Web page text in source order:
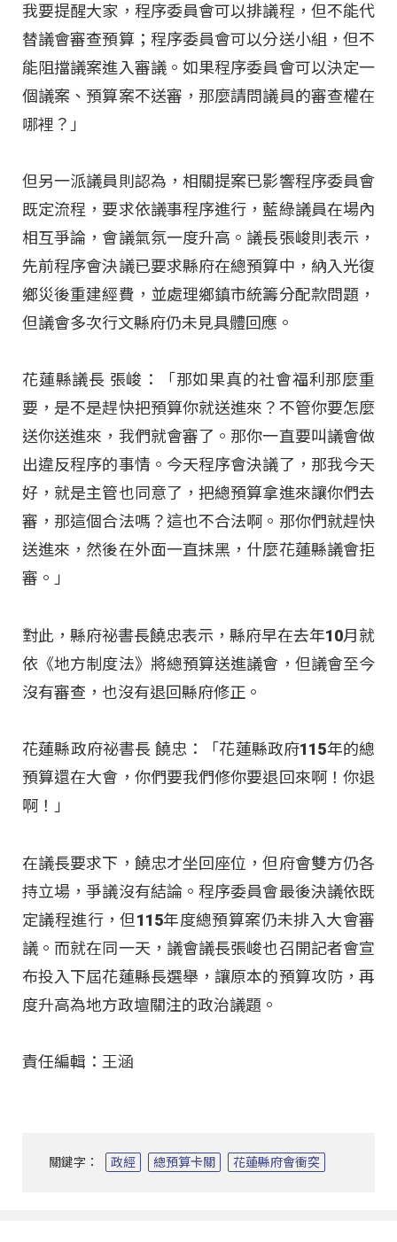
我要提醒大家，程序委員會可以排議程，但不能代
替議會審查預算；程序委員會可以分送小組，但不
能阻擋議案進入審議。如果程序委員會可以決定一
個議案、預算案不送審，那麼請問議員的審查權在
哪裡？」
但另一派議員則認為，相關提案已影響程序委員會
既定流程，要求依議事程序進行，藍綠議員在場內
相互爭論，會議氣氛一度升高。議長張峻則表示，
先前程序會決議已要求縣府在總預算中，納入光復
鄉災後重建經費，並處理鄉鎮市統籌分配款問題，
但議會多次行文縣府仍未見具體回應。
花蓮縣議長 張峻：「那如果真的社會福利那麼重
要，是不是趕快把預算你就送進來？不管你要怎麼
送你送進來，我們就會審了。那你一直要叫議會做
出違反程序的事情。今天程序會決議了，那我今天
好，就是主管也同意了，把總預算拿進來讓你們去
審，那這個合法嗎？這也不合法啊。那你們就趕快
送進來，然後在外面一直抹黑，什麼花蓮縣議會拒
審。」
對此，縣府祕書長饒忠表示，縣府早在去年10月就
依《地方制度法》將總預算送進議會，但議會至今
沒有審查，也沒有退回縣府修正。
花蓮縣政府祕書長 饒忠：「花蓮縣政府115年的總
預算還在大會，你們要我們修你要退回來啊！你退
啊！」
在議長要求下，饒忠才坐回座位，但府會雙方仍各
持立場，爭議沒有結論。程序委員會最後決議依既
定議程進行，但115年度總預算案仍未排入大會審
議。而就在同一天，議會議長張峻也召開記者會宣
布投入下屆花蓮縣長選舉，讓原本的預算攻防，再
度升高為地方政壇關注的政治議題。
責任編輯：王涵
關鍵字： 政經 總預算卡關 花蓮縣府會衝突